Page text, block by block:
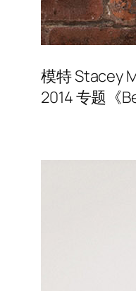
模特 Stacey
2014 专题《